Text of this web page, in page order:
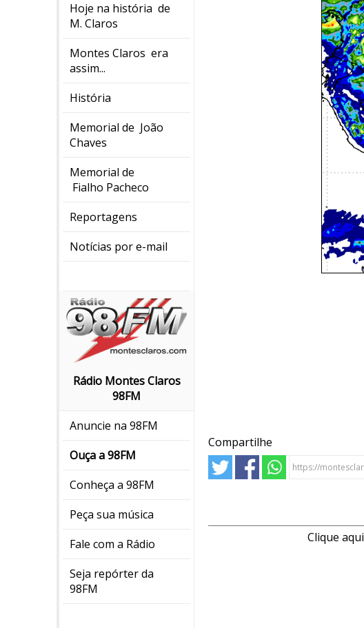
Hoje na história de
M. Claros
Montes Claros era
assim...
História
Memorial de João
Chaves
Memorial de
Fialho Pacheco
Reportagens
Notícias por e-mail
Rádio Montes Claros
98FM
Anuncie na 98FM
Ouça a 98FM
Conheça a 98FM
Peça sua música
Fale com a Rádio
Seja repórter da
98FM
Compartilhe
Clique